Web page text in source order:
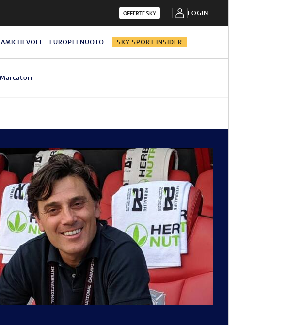
OFFERTE SKY LOGIN
AMICHEVOLI EUROPEI NUOTO SKY SPORT INSIDER
Marcatori